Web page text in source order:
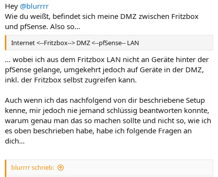
Hey @blurrrr
Wie du weißt, befindet sich meine DMZ zwischen Fritzbox
und pfSense. Also so…
Internet <--Fritzbox--> DMZ <--pfSense-- LAN
… wobei ich aus dem Fritzbox LAN nicht an Geräte hinter der
pfSense gelange, umgekehrt jedoch auf Geräte in der DMZ,
inkl. der Fritzbox selbst zugreifen kann.
Auch wenn ich das nachfolgend von dir beschriebene Setup
kenne, mir jedoch nie jemand schlüssig beantworten konnte,
warum genau man das so machen sollte und nicht so, wie ich
es oben beschrieben habe, habe ich folgende Fragen an
dich…
blurrrr schrieb: